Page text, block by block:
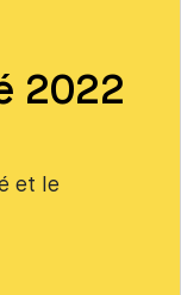
2022
et le